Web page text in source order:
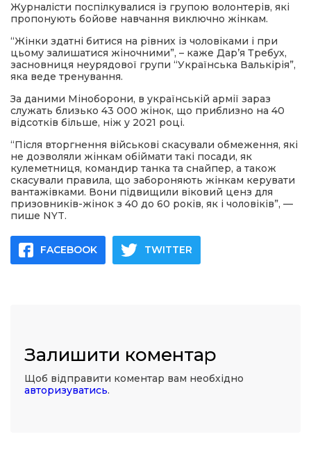
Журналісти поспілкувалися із групою волонтерів, які
пропонують бойове навчання виключно жінкам.
“Жінки здатні битися на рівних із чоловіками і при
цьому залишатися жіночними”, – каже Дар’я Требух,
засновниця неурядової групи “Українська Валькірія”,
яка веде тренування.
За даними Міноборони, в українській армії зараз
служать близько 43 000 жінок, що приблизно на 40
відсотків більше, ніж у 2021 році.
“Після вторгнення військові скасували обмеження, які
не дозволяли жінкам обіймати такі посади, як
кулеметниця, командир танка та снайпер, а також
скасували правила, що забороняють жінкам керувати
вантажівками. Вони підвищили віковий ценз для
призовників-жінок з 40 до 60 років, як і чоловіків”, —
пише NYT.
FACEBOOK TWITTER
Залишити коментар
Щоб відправити коментар вам необхідно
авторизуватись.